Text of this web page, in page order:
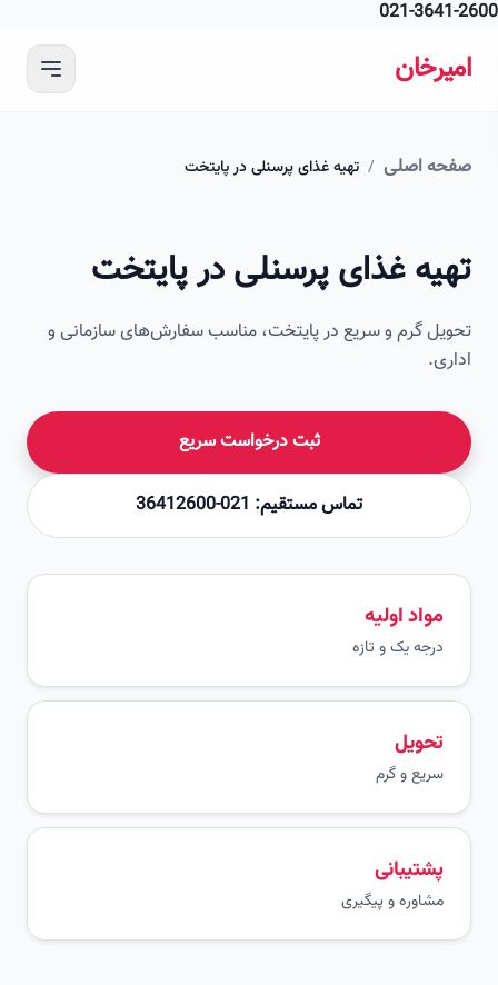
021-
اصلی / تهیه غذای پرسنلی در پایتخت
غذای پرسنلی در پایتخت
گرم و سریع در پایتخت، مناسب سفارش‌های سازمانی و
ثبت درخواست سریع
تماس مستقیم: 021-36412600
مواد اولیه
درجه یک و تازه
سریع و گرم
پشتیبانی
مشاوره و پیگیری
تصویر این صفحه به زودی اضافه می‌شود